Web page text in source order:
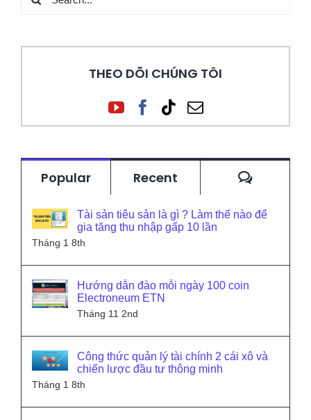
THEO DÕI CHÚNG TÔI
Popular Recent
Tài sản tiêu sản là gì ? Làm thế nào để
gia tăng thu nhập gấp 10 lần
Tháng 1 8th
Hướng dẫn đào mỗi ngày 100 coin
Electroneum ETN
Tháng 11 2nd
Công thức quản lý tài chính 2 cái xô và
chiến lược đầu tư thông minh
Tháng 1 8th